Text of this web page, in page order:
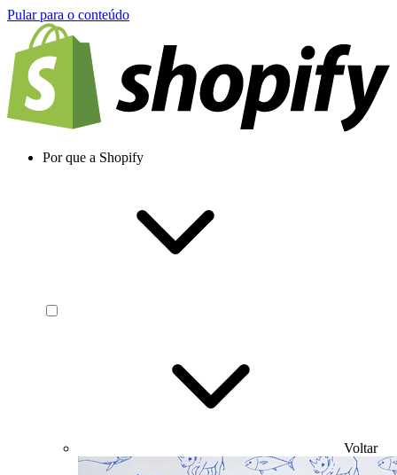
Pular para o conteúdo
Por que a Shopify
Voltar